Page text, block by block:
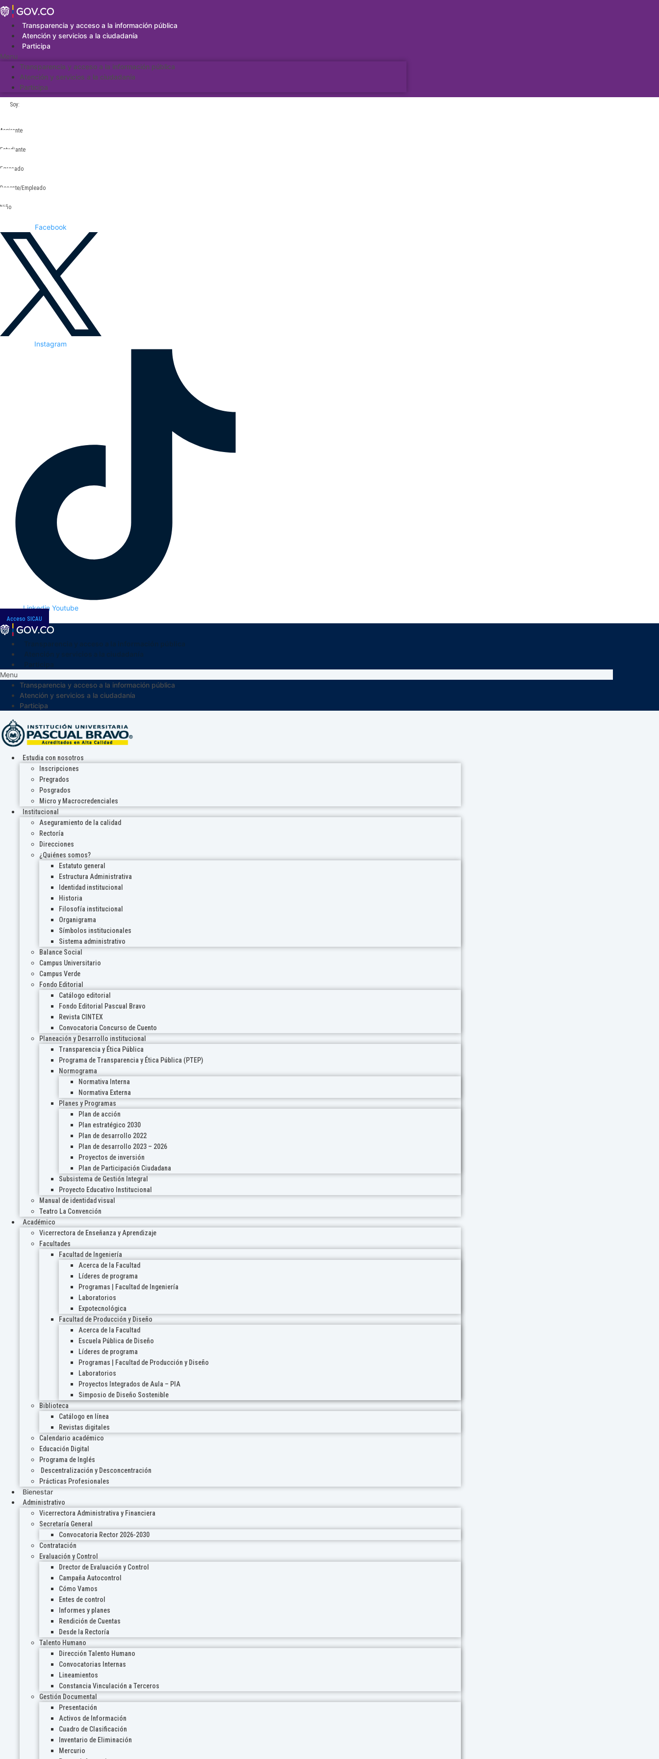
Saltar
al
contenidoTransparencia y acceso a la información pública
Atención y servicios a la ciudadanía
Participa
Menu
Transparencia y acceso a la información pública
Atención y servicios a la ciudadanía
Participa
Soy:
Aspirante
Estudiante
Egresado
Docente/Empleado
Niño
Facebook
Instagram
Linkedin Youtube
Acceso SICAU
Menu
Transparencia y acceso a la información pública
Atención y servicios a la ciudadanía
Participa
Estudia con nosotros
Inscripciones
Pregrados
Posgrados
Micro y Macrocredenciales
Institucional
Aseguramiento de la calidad
Rectoría
Direcciones
¿Quiénes somos?
Estatuto general
Estructura Administrativa
Identidad institucional
Historia
Filosofía institucional
Organigrama
Símbolos institucionales
Sistema administrativo
Balance Social
Campus Universitario
Campus Verde
Fondo Editorial
Catálogo editorial
Fondo Editorial Pascual Bravo
Revista CINTEX
Convocatoria Concurso de Cuento
Planeación y Desarrollo institucional
Transparencia y Ética Pública
Programa de Transparencia y Ética Pública (PTEP)
Normograma
Normativa Interna
Normativa Externa
Planes y Programas
Plan de acción
Plan estratégico 2030
Plan de desarrollo 2022
Plan de desarrollo 2023 – 2026
Proyectos de inversión
Plan de Participación Ciudadana
Subsistema de Gestión Integral
Proyecto Educativo Institucional
Manual de identidad visual
Teatro La Convención
Académico
Vicerrectora de Enseñanza y Aprendizaje
Facultades
Facultad de Ingeniería
Acerca de la Facultad
Líderes de programa
Programas | Facultad de Ingeniería
Laboratorios
Expotecnológica
Facultad de Producción y Diseño
Acerca de la Facultad
Escuela Pública de Diseño
Líderes de programa
Programas | Facultad de Producción y Diseño
Laboratorios
Proyectos Integrados de Aula – PIA
Simposio de Diseño Sostenible
Biblioteca
Catálogo en línea
Revistas digitales
Calendario académico
Educación Digital
Programa de Inglés
Descentralización y Desconcentración
Prácticas Profesionales
Bienestar
Administrativo
Vicerrectora Administrativa y Financiera
Secretaría General
Convocatoria Rector 2026-2030
Contratación
Evaluación y Control
Drector de Evaluación y Control
Campaña Autocontrol
Cómo Vamos
Entes de control
Informes y planes
Rendición de Cuentas
Desde la Rectoría
Talento Humano
Dirección Talento Humano
Convocatorias Internas
Lineamientos
Constancia Vinculación a Terceros
Gestión Documental
Presentación
Activos de Información
Cuadro de Clasificación
Inventario de Eliminación
Mercurio